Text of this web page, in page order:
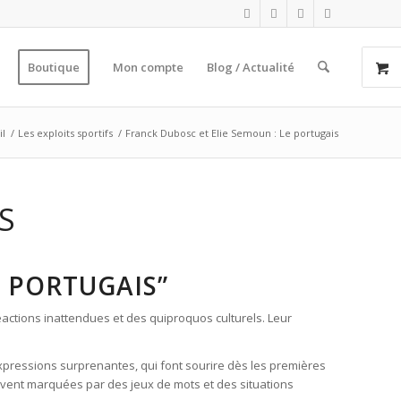
Boutique Mon compte Blog / Actualité
/ Les exploits sportifs / Franck Dubosc et Elie Semoun : Le portugais
inattendues et des quiproquos culturels. Leur
surprenantes, qui font sourire dès les premières
marquées par des jeux de mots et des situations